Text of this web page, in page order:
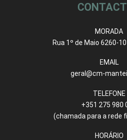
MORADA
Rua 1º de Maio 6260-
EMAIL
geral@cm-
TELEFONE
+351 275 980
(chamada para a rede
HORÁRIO